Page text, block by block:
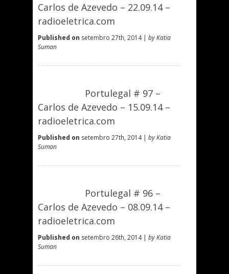
Carlos de Azevedo – 22.09.14 –
radioeletrica.com
Published on setembro 27th, 2014 | by Katia
Suman
Portulegal # 97 –
Carlos de Azevedo – 15.09.14 –
radioeletrica.com
Published on setembro 27th, 2014 | by Katia
Suman
Portulegal # 96 –
Carlos de Azevedo – 08.09.14 –
radioeletrica.com
Published on setembro 26th, 2014 | by Katia
Suman